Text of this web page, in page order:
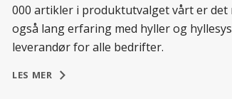
000 artikler i produktutvalget vårt er det
også lang erfaring med hyller og
leverandør for alle bedrifter.
LES MER